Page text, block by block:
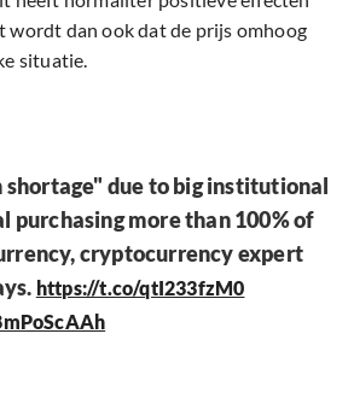
wordt dan ook dat de prijs omhoog
situatie.
shortage" due to big institutional
purchasing more than 100% of
cryptocurrency expert
https://t.co/qtI233fzM0